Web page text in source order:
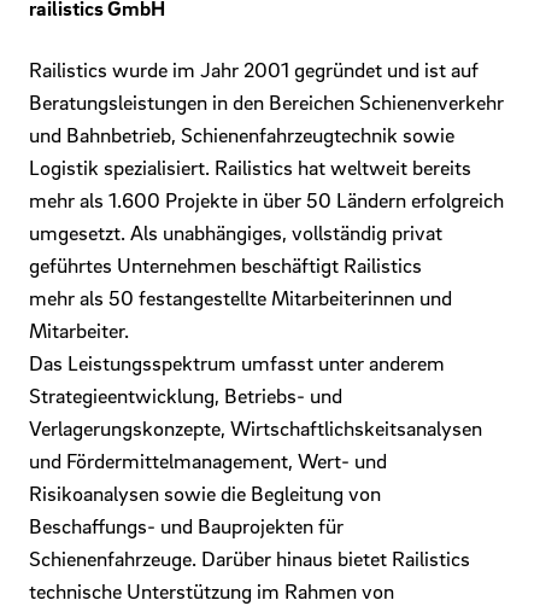
railistics GmbH
Railistics wurde im Jahr 2001 gegründet und ist auf
Beratungsleistungen in den Bereichen Schienenverkehr
und Bahnbetrieb, Schienenfahrzeugtechnik sowie
Logistik spezialisiert. Railistics hat weltweit bereits
mehr als 1.600 Projekte in über 50 Ländern erfolgreich
umgesetzt. Als unabhängiges, vollständig privat
geführtes Unternehmen beschäftigt Railistics
mehr als 50 festangestellte Mitarbeiterinnen und
Mitarbeiter.
Das Leistungsspektrum umfasst unter anderem
Strategieentwicklung, Betriebs- und
Verlagerungskonzepte, Wirtschaftlichskeitsanalysen
und Fördermittelmanagement, Wert- und
Risikoanalysen sowie die Begleitung von
Beschaffungs- und Bauprojekten für
Schienenfahrzeuge. Darüber hinaus bietet Railistics
technische Unterstützung im Rahmen von